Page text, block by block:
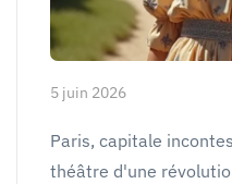
5 juin 2026
Paris, capitale
théâtre d'une